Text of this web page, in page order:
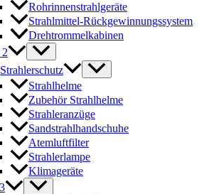
Rohrinnenstrahlgeräte
Strahlmittel-Rückgewinnungssystem
Drehtrommelkabinen
Strahlerschutz
Strahlhelme
Zubehör Strahlhelme
Strahleranzüge
Sandstrahlhandschuhe
Atemluftfilter
Strahlerlampe
Klimageräte